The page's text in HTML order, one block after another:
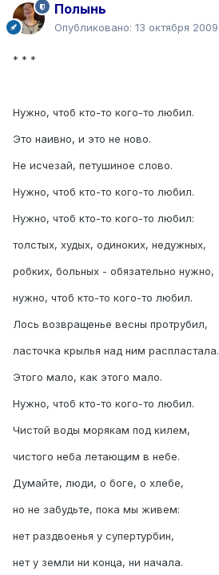
Полынь
Опубликовано: 13 октября 2009
* * *
Нужно, чтоб кто-то кого-то любил.
Это наивно, и это не ново.
Не исчезай, петушиное слово.
Нужно, чтоб кто-то кого-то любил.
Нужно, чтоб кто-то кого-то любил:
толстых, худых, одиноких, недужных,
робких, больных - обязательно нужно,
нужно, чтоб кто-то кого-то любил.
Лось возвращенье весны протрубил,
ласточка крылья над ним распластала.
Этого мало, как этого мало.
Нужно, чтоб кто-то кого-то любил.
Чистой воды морякам под килем,
чистого неба летающим в небе.
Думайте, люди, о боге, о хлебе,
но не забудьте, пока мы живем:
нет раздвоенья у супертурбин,
нет у земли ни конца, ни начала.